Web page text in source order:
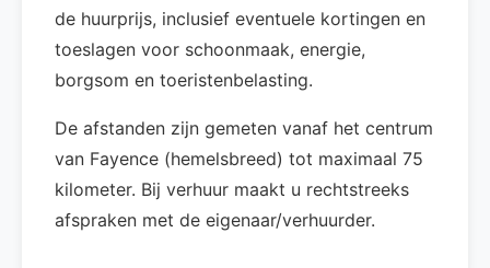
de huurprijs, inclusief eventuele kortingen en
toeslagen voor schoonmaak, energie,
borgsom en toeristenbelasting.
De afstanden zijn gemeten vanaf het centrum
van Fayence (hemelsbreed) tot maximaal 75
kilometer. Bij verhuur maakt u rechtstreeks
afspraken met de eigenaar/verhuurder.